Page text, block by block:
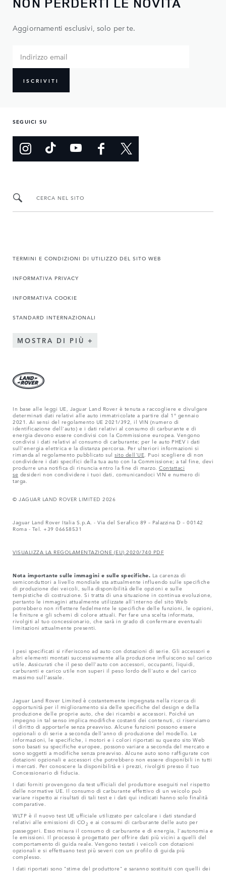
Aggiornamenti esclusivi, solo per te.
ISCRIVITI
SEGUICI SU
CERCA NEL SITO
TERMINI E CONDIZIONI DI UTILIZZO DEL SITO WEB
INFORMATIVA PRIVACY
INFORMATIVA COOKIE
STANDARD INTERNAZIONALI
MOSTRA DI PIÙ
In base alle leggi UE, Jaguar Land Rover è tenuta a raccogliere e divulgare
determinati dati relativi alle auto immatricolate a partire dal 1° gennaio
2021. Ai sensi del regolamento UE 2021/392, il VIN (numero di
identificazione dell'auto) e i dati relativi al consumo di carburante e di
energia devono essere condivisi con la Commissione europea. Vengono
condivisi i dati relativi al consumo di carburante; per le auto PHEV i dati
sull'energia elettrica e la distanza percorsa. Per ulteriori informazioni si
rimanda al regolamento pubblicato sul sito dell'UE . Puoi scegliere di non
condividere i dati specifici della tua auto con la Commissione; a tal fine, devi
produrre una notifica di rinuncia entro la fine di marzo. Contattaci
se desideri non condividere i tuoi dati, comunicandoci VIN e numero di
targa.
© JAGUAR LAND ROVER LIMITED 2026
Jaguar Land Rover Italia S.p.A. - Via del Serafico 89 – Palazzina D – 00142
Roma - Tel. +39 06658531
VISUALIZZA LA REGOLAMENTAZIONE (EU) 2020/740 PDF
Nota importante sulle immagini e sulle specifiche. La carenza di
semiconduttori a livello mondiale sta attualmente influendo sulle specifiche
di produzione dei veicoli, sulla disponibilità delle opzioni e sulle
tempistiche di costruzione. Si tratta di una situazione in continua evoluzione,
pertanto le immagini attualmente utilizzate all'interno del sito Web
potrebbero non riflettere fedelmente le specifiche delle funzioni, le opzioni,
le finiture e gli schemi di colore attuali. Per fare una scelta informata,
rivolgiti al tuo concessionario, che sarà in grado di confermare eventuali
limitazioni attualmente presenti.
I pesi specificati si riferiscono ad auto con dotazioni di serie. Gli accessori e
altri elementi montati successivamente alla produzione influiscono sul carico
utile. Assicurati che il peso dell'auto con accessori, occupanti, liquidi,
carburanti e carico utile non superi il peso lordo dell'auto e del carico
massimo sull'assale.
Jaguar Land Rover Limited è costantemente impegnata nella ricerca di
opportunità per il miglioramento sia delle specifiche del design e della
produzione delle proprie auto, che dei ricambi e accessori. Poiché un
impegno in tal senso implica modifiche costanti dei contenuti, ci riserviamo
il diritto di apportarle senza preavviso. Alcune funzioni possono essere
opzionali o di serie a seconda dell'anno di produzione del modello. Le
informazioni, le specifiche, i motori e i colori riportati su questo sito Web
sono basati su specifiche europee, possono variare a seconda del mercato e
sono soggetti a modifiche senza preavviso. Alcune auto sono raffigurate con
dotazioni opzionali e accessori che potrebbero non essere disponibili in tutti
i mercati. Per conoscere la disponibilità e i prezzi, rivolgiti presso il tuo
Concessionario di fiducia.
I dati forniti provengono da test ufficiali del produttore eseguiti nel rispetto
delle normative UE. Il consumo di carburante effettivo di un veicolo può
variare rispetto ai risultati di tali test e i dati qui indicati hanno solo finalità
comparative.
WLTP è il nuovo test UE ufficiale utilizzato per calcolare i dati standard
relativi alle emissioni di CO2 e ai consumi di carburante delle auto per
passeggeri. Esso misura il consumo di carburante e di energia, l'autonomia e
le emissioni. Il processo è progettato per offrire dati più vicini a quelli del
comportamento di guida reale. Vengono testati i veicoli con dotazioni
opzionali e si effettuano test più severi con un profilo di guida più
complesso.
I dati riportati sono "stime del produttore" e saranno sostituiti con quelli dei